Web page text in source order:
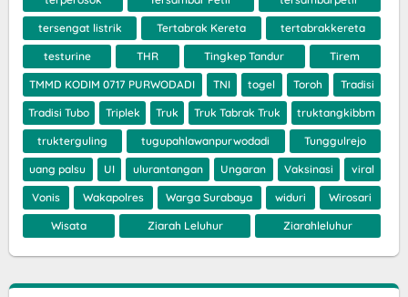
tersengat listrik Tertabrak Kereta tertabrakkereta
testurine THR Tingkep Tandur Tirem
TMMD KODIM 0717 PURWODADI TNI togel Toroh Tradisi
Tradisi Tubo Triplek Truk Truk Tabrak Truk truktangkibbm
trukterguling tugupahlawanpurwodadi Tunggulrejo
uang palsu UI ulurantangan Ungaran Vaksinasi viral
Vonis Wakapolres Warga Surabaya widuri Wirosari
Wisata Ziarah Leluhur Ziarahleluhur